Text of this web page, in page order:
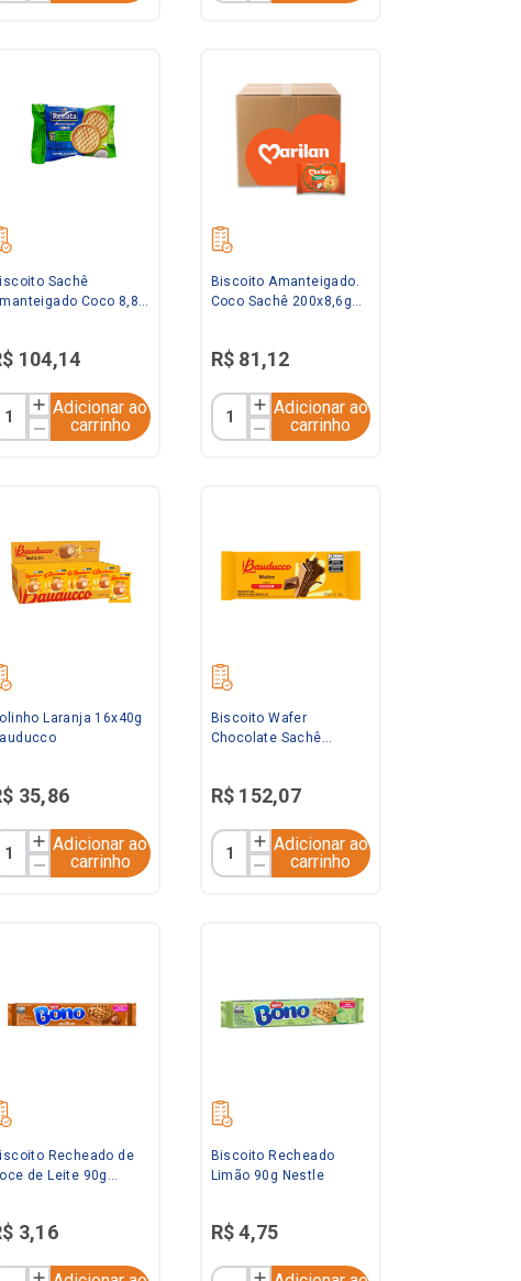
Sachê
Coco 8,8G
104,14
Adicionar ao
carrinho
Biscoito Amanteigado.
Coco Sachê 200x8,6g
R$ 81,12
Adicionar ao
carrinho
Laranja 16x40g
35,86
Adicionar ao
carrinho
Biscoito Wafer
Chocolate Sachê
R$ 152,07
Adicionar ao
carrinho
Recheado de
de Leite 90g
3,16
Biscoito Recheado
Limão 90g Nestle
R$ 4,75